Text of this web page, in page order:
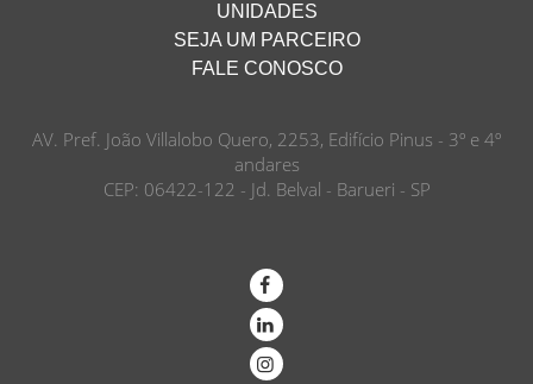
UNIDADES
SEJA UM PARCEIRO
FALE CONOSCO
AV. Pref. João Villalobo Quero, 2253, Edifício Pinus - 3º e 4º
andares
CEP: 06422-122 - Jd. Belval - Barueri - SP